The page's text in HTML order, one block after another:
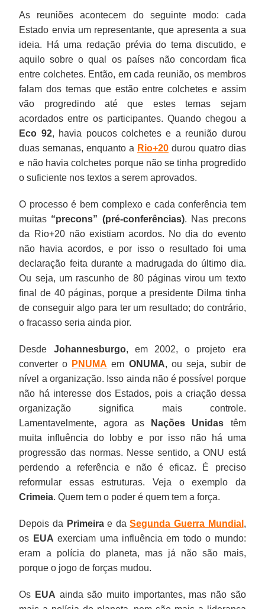
As reuniões acontecem do seguinte modo: cada
Estado envia um representante, que apresenta a sua
ideia. Há uma redação prévia do tema discutido, e
aquilo sobre o qual os países não concordam fica
entre colchetes. Então, em cada reunião, os membros
falam dos temas que estão entre colchetes e assim
vão progredindo até que estes temas sejam
acordados entre os participantes. Quando chegou a
Eco 92, havia poucos colchetes e a reunião durou
duas semanas, enquanto a Rio+20durou quatro dias
e não havia colchetes porque não se tinha progredido
o suficiente nos textos a serem aprovados.
O processo é bem complexo e cada conferência tem
muitas “precons” (pré-conferências). Nas precons
da Rio+20 não existiam acordos. No dia do evento
não havia acordos, e por isso o resultado foi uma
declaração feita durante a madrugada do último dia.
Ou seja, um rascunho de 80 páginas virou um texto
final de 40 páginas, porque a presidente Dilma tinha
de conseguir algo para ter um resultado; do contrário,
o fracasso seria ainda pior.
Desde Johannesburgo, em 2002, o projeto era
converter o PNUMA em ONUMA, ou seja, subir de
nível a organização. Isso ainda não é possível porque
não há interesse dos Estados, pois a criação dessa
organização significa mais controle.
Lamentavelmente, agora as
Nações Unidas têm
muita influência do lobby e por isso não há uma
progressão das normas. Nesse sentido, a ONU está
perdendo a referência e não é eficaz. É preciso
reformular essas estruturas. Veja o exemplo da
Crimeia. Quem tem o poder é quem tem a força.
Depois da Primeirae daSegunda Guerra Mundial ,
os EUA exerciam uma influência em todo o mundo:
eram a polícia do planeta, mas já não são mais,
porque o jogo de forças mudou.
Os EUA ainda são muito importantes, mas não são